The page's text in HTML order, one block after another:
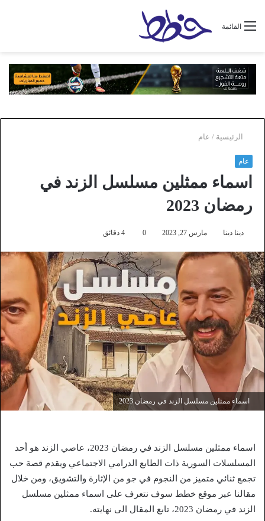
القائمة
الرئيسية / عام
عام
اسماء ممثلين مسلسل الزند في
رمضان 2023
دينا دينا مارس 27, 2023 0
اسماء ممثلين مسلسل الزند في رمضان 2023
اسماء ممثلين مسلسل الزند في رمضان 2023، عاصي الزند هو أحد
المسلسلات السورية ذات الطابع الدرامي الاجتماعي ويقدم قصة حب
تجمع ثنائي متميز من النجوم في جو من الإثارة والتشويق، ومن خلال
مقالنا عبر موقع خطط سوف نتعرف على اسماء ممثلين مسلسل
الزند في رمضان 2023، تابع المقال الى نهايته.